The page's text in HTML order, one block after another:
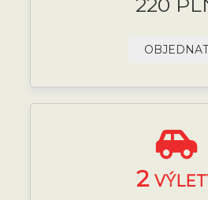
OBJEDNAT
2